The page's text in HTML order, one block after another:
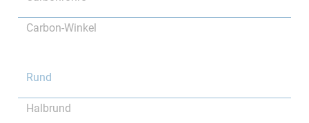
Carbon-Winkel
Rund
Halbrund